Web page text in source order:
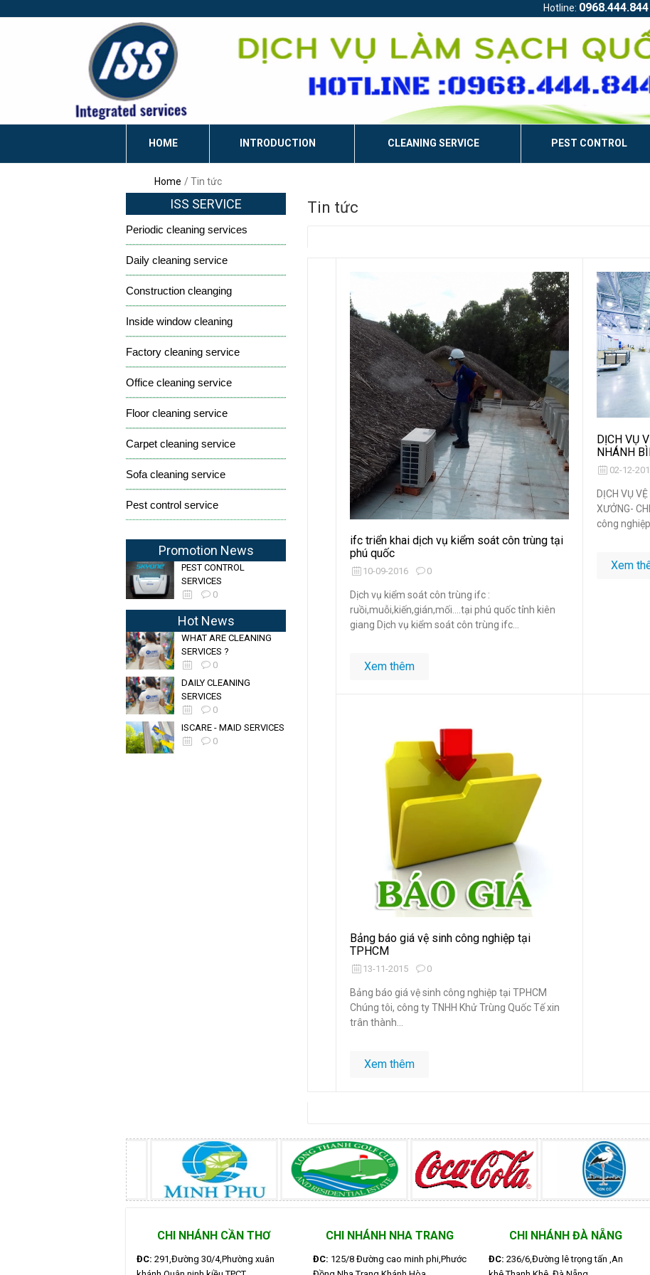
Hotline: 0968.444.844
HOME INTRODUCTION CLEANING SERVICE PEST CONTROL
Home Tin tức
ISS SERVICE
Periodic cleaning services
Daily cleaning service
Construction cleanging
Inside window cleaning
Factory cleaning service
Office cleaning service
Floor cleaning service
Carpet cleaning service
Sofa cleaning service
Pest control service
Promotion News
PEST CONTROL
SERVICES
0
Hot News
WHAT ARE CLEANING
SERVICES ?
0
DAILY CLEANING
SERVICES
0
ISCARE - MAID SERVICES
0
Tin tức
ifc triển khai dịch vụ kiểm soát côn trùng tại
phú quốc
10-09-2016 0
Dịch vụ kiểm soát côn trùng ifc :
ruồi,muỗi,kiến,gián,mối....tại phú quốc tỉnh kiên
giang Dịch vụ kiểm soát côn trùng ifc...
Xem thêm
DỊCH VỤ
NHÁNH
02-12-
DỊCH VỤ
XƯỞNG-
công
Xem
Bảng báo giá vệ sinh công nghiệp tại
TPHCM
13-11-2015 0
Bảng báo giá vệ sinh công nghiệp tại TPHCM
Chúng tôi, công ty TNHH Khử Trùng Quốc Tế xin
trân thành...
Xem thêm
CHI NHÁNH CẦN THƠ
ĐC: 291,Đường 30/4,Phường xuân
CHI NHÁNH NHA TRANG
ĐC: 125/8 Đường cao minh phi,Phước
CHI NHÁNH ĐÀ NẴNG
ĐC: 236/6,Đường lê trọng tấn ,An